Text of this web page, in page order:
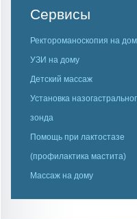
Сервисы
Ректороманоскопия на
УЗИ на дому
Детский массаж
Установка
зонда
Помощь при лактостазе
(профилактика мастита)
Массаж на дому